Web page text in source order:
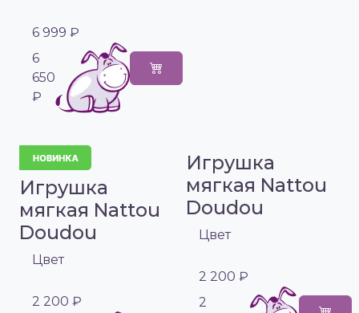
6 999 ₽
6
650
₽
Игрушка
мягкая Nattou
Doudou
Цвет
2 200 ₽
Игрушка
мягкая Nattou
Doudou
Цвет
2 200 ₽
2